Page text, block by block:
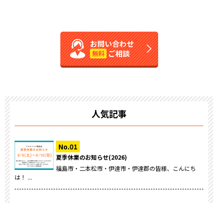
お問い合わせ
無料 ご相談
人気記事
夏季休業のお知らせ(2026)
福島市・二本松市・伊達市・伊達郡の皆様、こんにち
は！ ...